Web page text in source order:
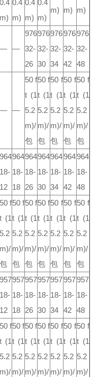
0.4
m)
0.4
m)
0.4
m)
0.4
m)
m) m) m)
— —
976
32-
26
976
32-
30
976
32-
34
976
32-
42
976
32-
48
— —
50 f
t (1
5.2
m)/
包
50 f
t (1
5.2
m)/
包
50 f
t (1
5.2
m)/
包
50 f
t (1
5.2
m)/
包
50 f
t (1
5.2
m)/
包
964
18-
12
964
18-
18
964
18-
26
964
18-
30
964
18-
34
964
18-
42
964
18-
48
50 f
t (1
5.2
m)/
包
50 f
t (1
5.2
m)/
包
50 f
t (1
5.2
m)/
包
50 f
t (1
5.2
m)/
包
50 f
t (1
5.2
m)/
包
50 f
t (1
5.2
m)/
包
50 f
t (1
5.2
m)/
包
957
18-
12
957
18-
18
957
18-
26
957
18-
30
957
18-
34
957
18-
42
957
18-
48
50 f
t (1
5.2
m)/
50 f
t (1
5.2
m)/
50 f
t (1
5.2
m)/
50 f
t (1
5.2
m)/
50 f
t (1
5.2
m)/
50 f
t (1
5.2
m)/
50 f
t (1
5.2
m)/